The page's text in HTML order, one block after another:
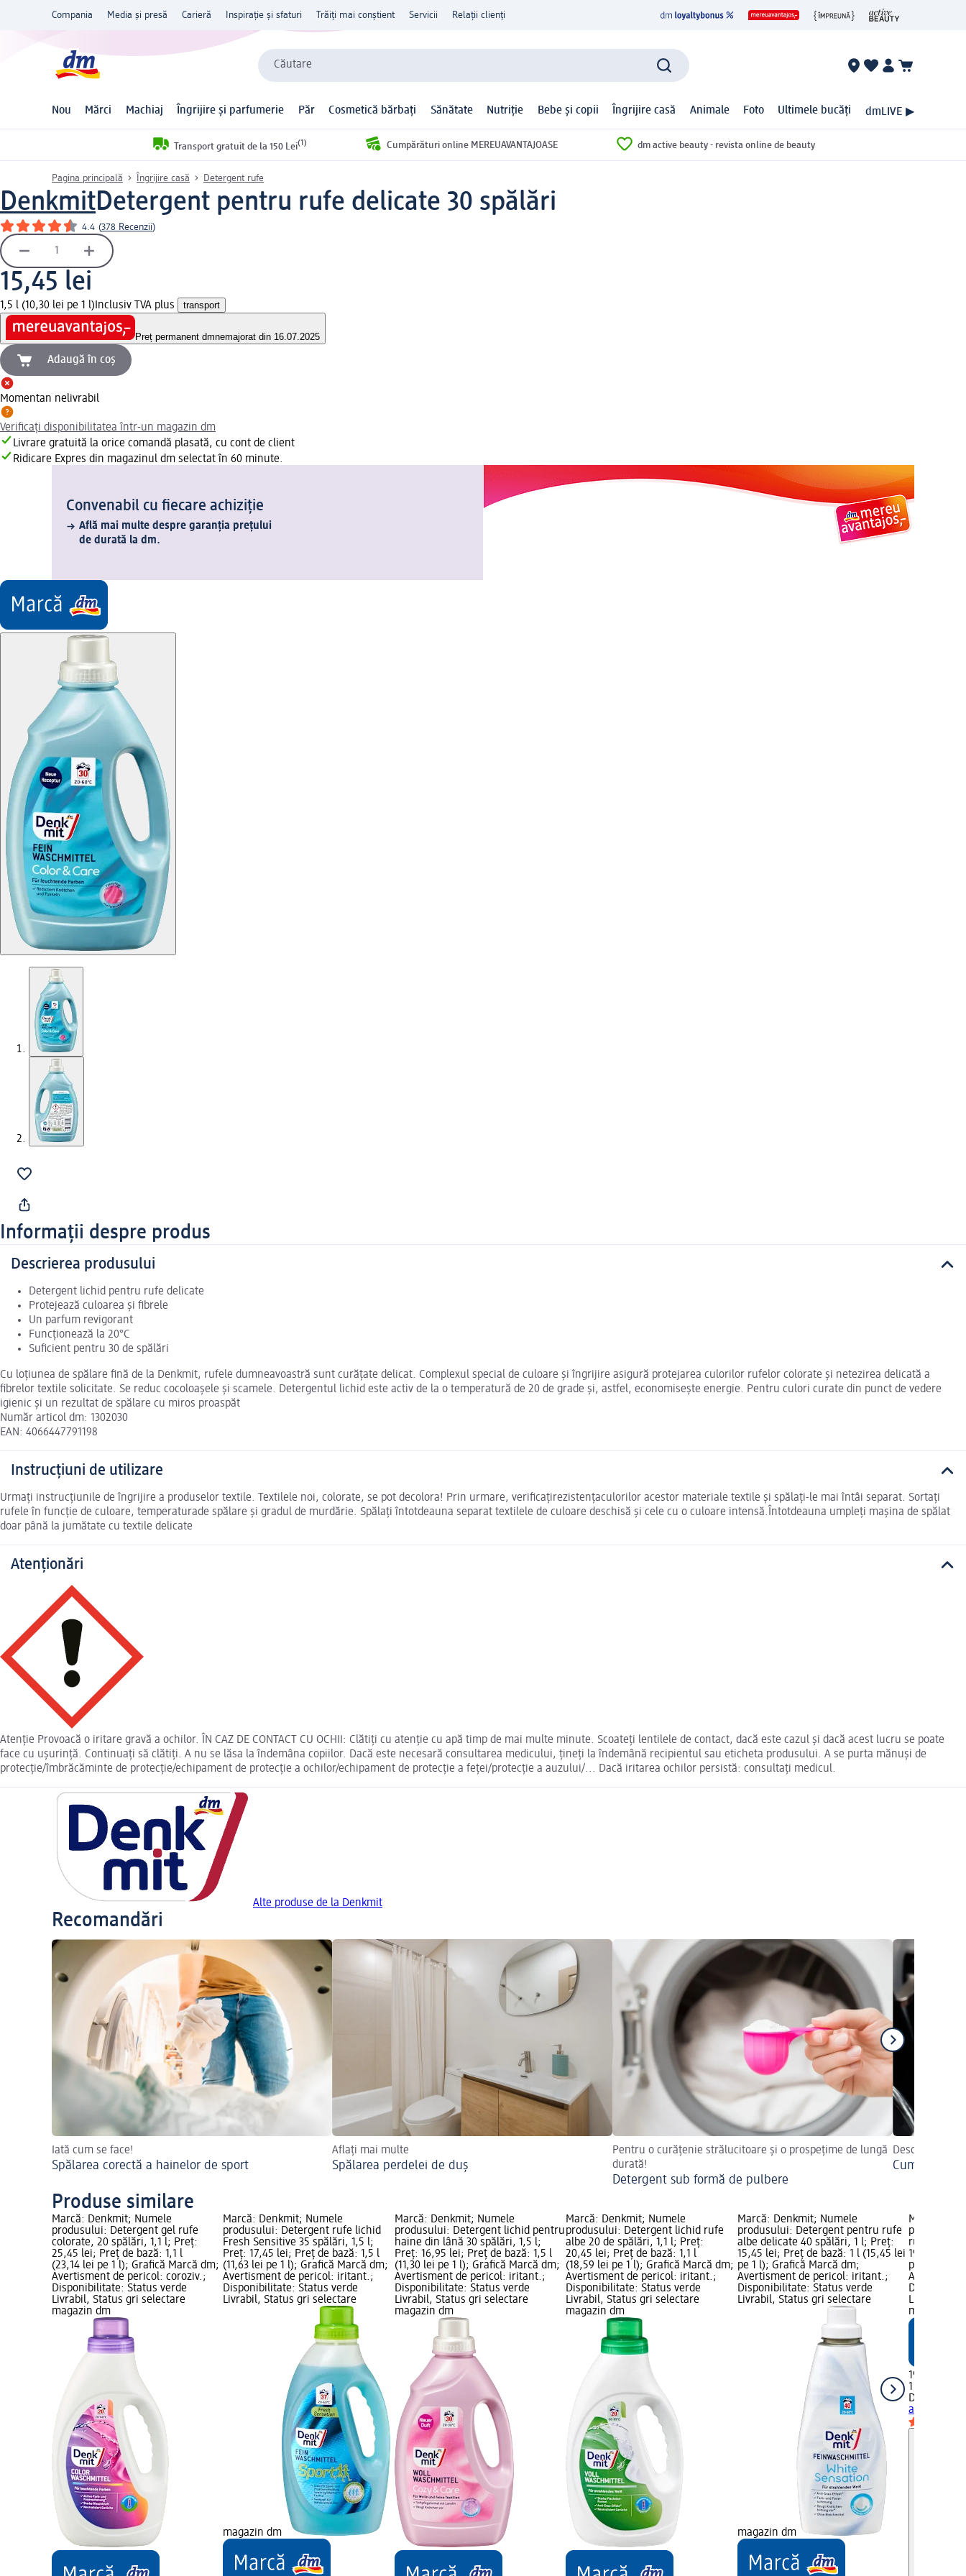
Compania Media și presă Carieră Inspirație și sfaturi Trăiți mai conștient Servicii Relații clienți
Căutare
Nou Mărci Machiaj Îngrijire și parfumerie Păr Cosmetică bărbați Sănătate Nutriție Bebe și copii Îngrijire casă Animale Foto Ultimele bucăți dmLIVE ▶
Transport gratuit de la 150 Lei(1) Cumpărături online MEREUAVANTAJOASE dm active beauty - revista online de beauty
Pagina principală Îngrijire casă Detergent rufe
DenkmitDetergent pentru rufe delicate 30 spălări
4.4 (378 Recenzii)
15,45 lei
1,5 l (10,30 lei pe 1 l) Inclusiv TVA plus transport
Preț permanent dmnemajorat din 16.07.2025
Adaugă în coș
Momentan nelivrabil
Verificați disponibilitatea într-un magazin dm
Livrare gratuită la orice comandă plasată, cu cont de client
Ridicare Expres din magazinul dm selectat în 60 minute.
Convenabil cu fiecare achiziție
Află mai multe despre garanția prețului
de durată la dm.
Informații despre produs
Descrierea produsului
Detergent lichid pentru rufe delicate
Protejează culoarea și fibrele
Un parfum revigorant
Funcționează la 20°C
Suficient pentru 30 de spălări
Cu loțiunea de spălare fină de la Denkmit, rufele dumneavoastră sunt curățate delicat. Complexul special de culoare și îngrijire asigură protejarea culorilor rufelor colorate și netezirea delicată a
fibrelor textile solicitate. Se reduc cocoloașele și scamele. Detergentul lichid este activ de la o temperatură de 20 de grade și, astfel, economisește energie. Pentru culori curate din punct de vedere
igienic și un rezultat de spălare cu miros proaspăt
Număr articol dm: 1302030
EAN: 4066447791198
Instrucțiuni de utilizare
Urmați instrucțiunile de îngrijire a produselor textile. Textilele noi, colorate, se pot decolora! Prin urmare, verificațirezistențaculorilor acestor materiale textile și spălați-le mai întâi separat. Sortați
rufele în funcție de culoare, temperaturade spălare și gradul de murdărie. Spălați întotdeauna separat textilele de culoare deschisă și cele cu o culoare intensă.Întotdeauna umpleți mașina de spălat
doar până la jumătate cu textile delicate
Atenționări
Atenție Provoacă o iritare gravă a ochilor. ÎN CAZ DE CONTACT CU OCHII: Clătiți cu atenție cu apă timp de mai multe minute. Scoateți lentilele de contact, dacă este cazul și dacă acest lucru se poate
face cu ușurință. Continuați să clătiți. A nu se lăsa la îndemâna copiilor. Dacă este necesară consultarea medicului, țineți la îndemână recipientul sau eticheta produsului. A se purta mănuși de
protecție/îmbrăcăminte de protecție/echipament de protecție a ochilor/echipament de protecție a feței/protecție a auzului/... Dacă iritarea ochilor persistă: consultaţi medicul.
Alte produse de la Denkmit
Recomandări
Iată cum se face!
Spălarea corectă a hainelor de sport
Aflați mai multe
Spălarea perdelei de duș
Pentru o curățenie strălucitoare și o prospețime de lungă
durată!
Detergent sub formă de pulbere
Descoperiți
Cum să
Produse similare
Marcă: Denkmit; Numele
produsului: Detergent gel rufe
colorate, 20 spălări, 1,1 l; Preț:
25,45 lei; Preț de bază: 1,1 l
(23,14 lei pe 1 l); Grafică Marcă dm;
Avertisment de pericol: coroziv.;
Disponibilitate: Status verde
Livrabil, Status gri selectare
magazin dm
Marcă: Denkmit; Numele
produsului: Detergent rufe lichid
Fresh Sensitive 35 spălări, 1,5 l;
Preț: 17,45 lei; Preț de bază: 1,5 l
(11,63 lei pe 1 l); Grafică Marcă dm;
Avertisment de pericol: iritant.;
Disponibilitate: Status verde
Livrabil, Status gri selectare
magazin dm
Marcă: Denkmit; Numele
produsului: Detergent lichid pentru
haine din lână 30 spălări, 1,5 l;
Preț: 16,95 lei; Preț de bază: 1,5 l
(11,30 lei pe 1 l); Grafică Marcă dm;
Avertisment de pericol: iritant.;
Disponibilitate: Status verde
Livrabil, Status gri selectare
magazin dm
Marcă: Denkmit; Numele
produsului: Detergent lichid rufe
albe 20 de spălări, 1,1 l; Preț:
20,45 lei; Preț de bază: 1,1 l
(18,59 lei pe 1 l); Grafică Marcă dm;
Avertisment de pericol: iritant.;
Disponibilitate: Status verde
Livrabil, Status gri selectare
magazin dm
Marcă: Denkmit; Numele
produsului: Detergent pentru rufe
albe delicate 40 spălări, 1 l; Preț:
15,45 lei; Preț de bază: 1 l (15,45 lei
pe 1 l); Grafică Marcă dm;
Avertisment de pericol: iritant.;
Disponibilitate: Status verde
Livrabil, Status gri selectare
magazin dm
Marcă:
rufe albe
19,95 lei;
pe 1 l);
Livrabil,
magazin
19,95 lei
1 l (19,95
Denkmit
albe 33